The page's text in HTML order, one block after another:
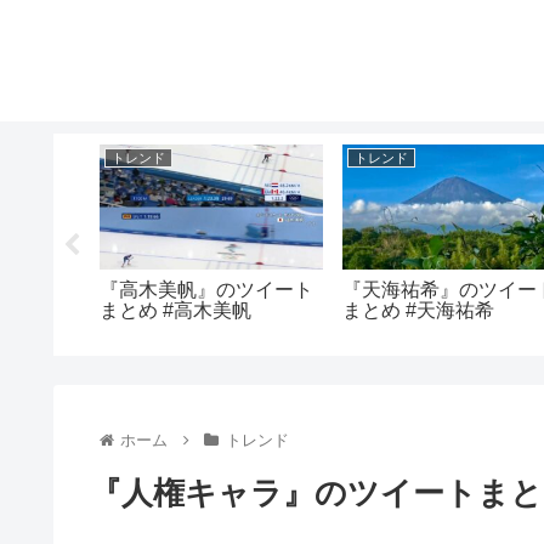
トレンド
『高木美帆』のツイート
まとめ #高木美帆
トレンド
『天海祐希』のツイー
まとめ #天海祐希
ホーム トレンド
『人権キャラ』のツイートま